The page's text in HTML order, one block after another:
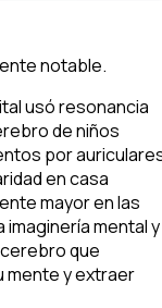
notable.
usó resonancia
de niños
por
en casa
mayor en las
mental y
que
mente y extraer